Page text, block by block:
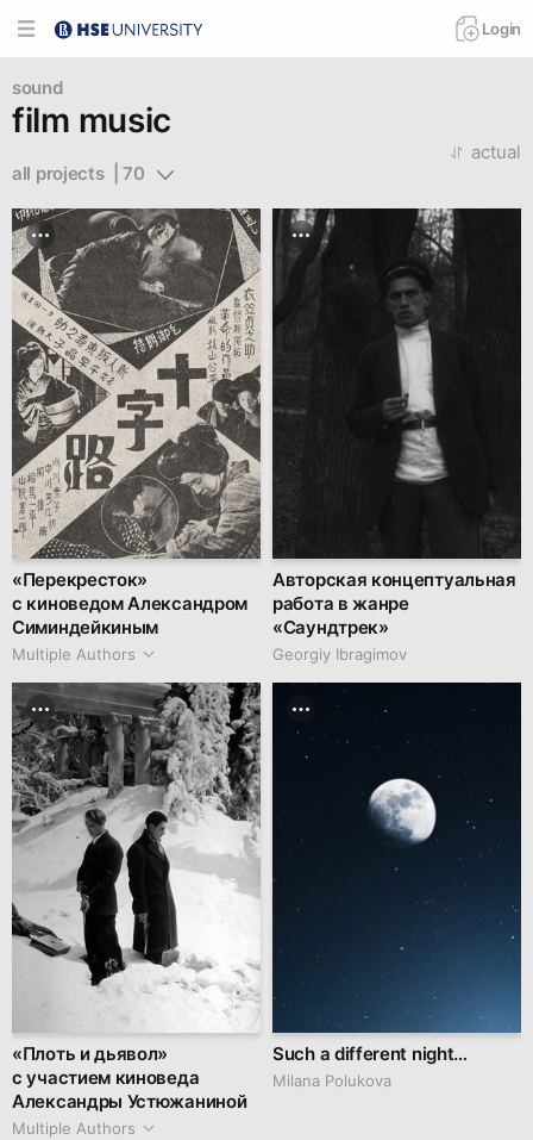
Login
sound
film music
all projects  | 70
actual
«Перекресток»
с киноведом Александром
Симиндейкиным
Multiple Authors
Авторская концептуальная
работа в жанре
«Саундтрек»
Georgiy Ibragimov
«Плоть и дьявол»
с участием киноведа
Александры Устюжаниной
Multiple Authors
Such a different night…
Milana Polukova